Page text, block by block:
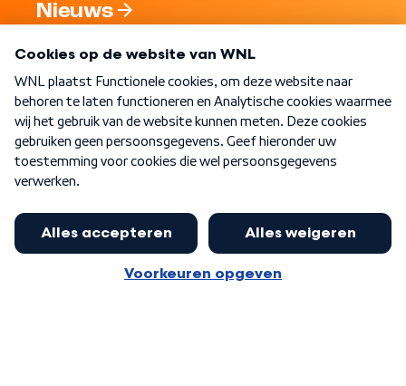
Nieuws
Nieuwsbrief
Word Lid